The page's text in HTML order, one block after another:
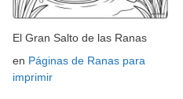
El Gran Salto de las Ranas
en Páginas de Ranas para
imprimir